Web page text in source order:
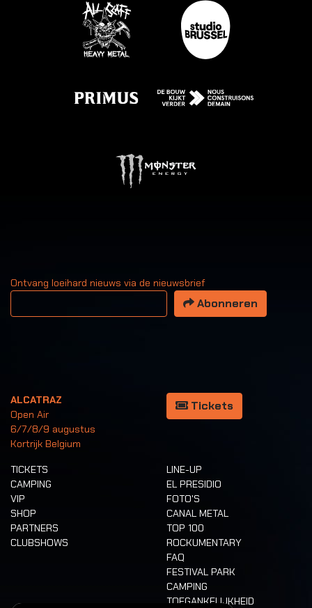
Ontvang loeihard nieuws via de nieuwsbrief
Uw email adres
Abonneren
ALCATRAZ
Open Air
6/7/8/9 augustus
Kortrijk Belgium
Tickets
TICKETS
CAMPING
VIP
SHOP
PARTNERS
CLUBSHOWS
LINE-UP
EL PRESIDIO
FOTO'S
CANAL METAL
TOP 100
ROCKUMENTARY
FAQ
FESTIVAL PARK
CAMPING
TOEGANKELIJKHEID